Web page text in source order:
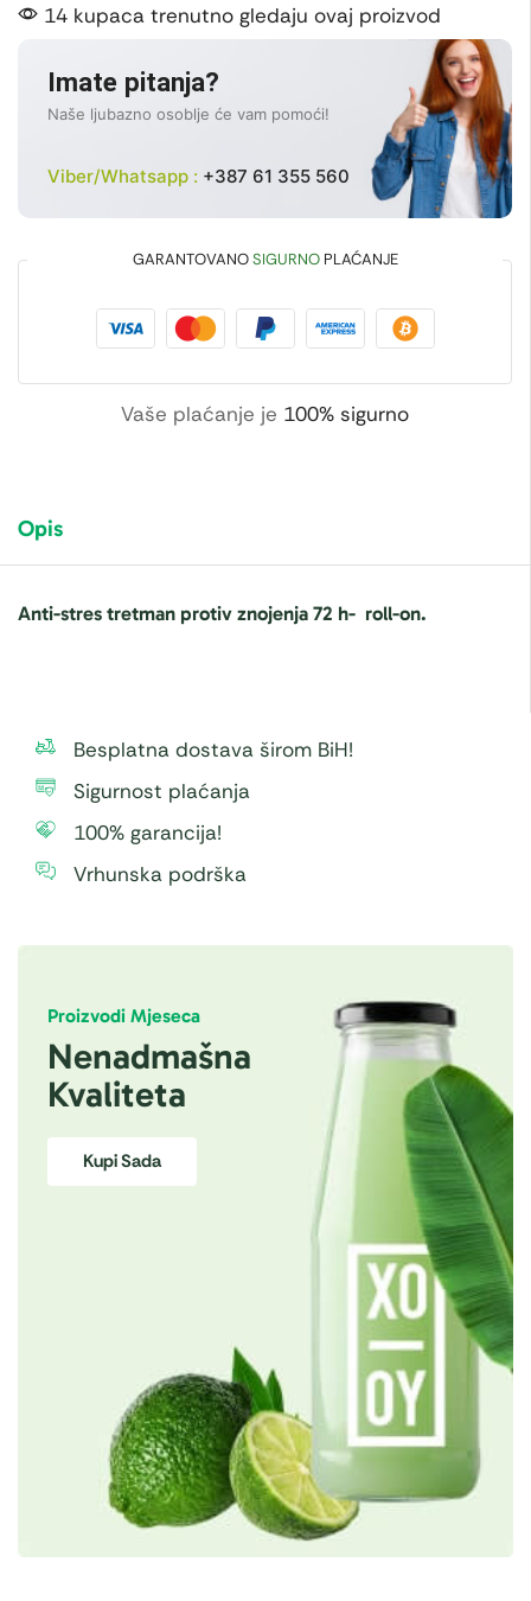
14 kupaca trenutno gledaju ovaj proizvod
Imate pitanja?
Naše ljubazno osoblje će vam pomoći!
Viber/Whatsapp : +387 61 355 560
GARANTOVANOSIGURNOPLAĆANJE
Vaše plaćanje je 100% sigurno
Opis
Anti-stres tretman protiv znojenja 72 h- roll-on.
Besplatna dostava širom BiH!
Sigurnost plaćanja
100% garancija!
Vrhunska podrška
Proizvodi Mjeseca
Nenadmašna
Kvaliteta
Kupi Sada